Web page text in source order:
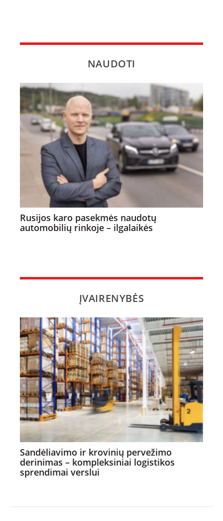
NAUDOTI
Rusijos karo pasekmės naudotų
automobilių rinkoje – ilgalaikės
ĮVAIRENYBĖS
Sandėliavimo ir krovinių pervežimo
derinimas – kompleksiniai logistikos
sprendimai verslui